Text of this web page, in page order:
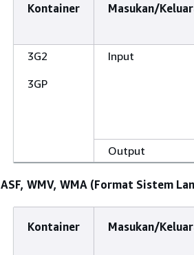
Kontainer Masukan/
3G2
3GP
Input
Output
ASF, WMV, WMA (Format Sistem
Kontainer Masukan/